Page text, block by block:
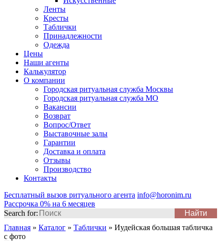
Ленты
Кресты
Таблички
Принадлежности
Одежда
Цены
Наши агенты
Калькулятор
О компании
Городская ритуальная служба Москвы
Городская ритуальная служба МО
Вакансии
Возврат
Вопрос/Ответ
Выставочные залы
Гарантии
Доставка и оплата
Отзывы
Производство
Контакты
Бесплатный вызов ритуального агента info@horonim.ru
Рассрочка 0% на 6 месяцев
Search for:
Главная » Каталог » Таблички » Иудейская большая табличка
с фото